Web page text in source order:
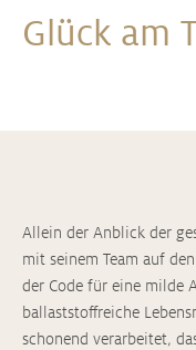
Glück am
Allein der Anblick der
mit seinem Team auf
der Code für eine milde
ballaststoffreiche
schonend verarbeitet,